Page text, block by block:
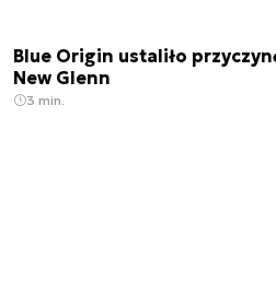
Blue Origin ustaliło
New Glenn
3 min.